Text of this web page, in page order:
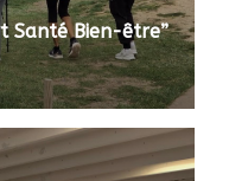
Santé Bien-être”